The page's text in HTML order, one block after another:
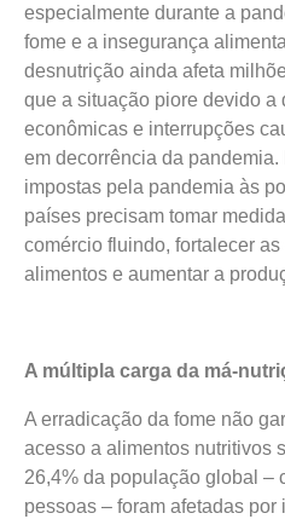
especialmente durante a
fome e a insegurança
desnutrição ainda afeta
que a situação piore devido a
econômicas e interrupções
em decorrência da
impostas pela pandemia às
países precisam tomar
comércio fluindo, fortalecer
alimentos e aumentar a
A múltipla carga da má-
A erradicação da fome não
acesso a alimentos nutritivos
26,4% da população global –
pessoas – foram afetadas